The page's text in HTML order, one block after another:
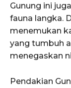
Gunung ini
fauna langka.
menemukan
yang tumbuh
menegaskan
Pendakian